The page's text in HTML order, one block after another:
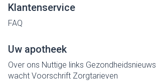
Klantenservice
FAQ
Uw apotheek
Over ons Nuttige links Gezondheidsnieuws
wacht Voorschrift Zorgtarieven